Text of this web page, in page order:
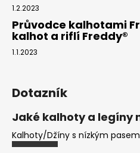
1.2.2023
Průvodce kalhotami
kalhot a riflí Freddy®
1.1.2023
Dotazník
Jaké kalhoty a legíny
Kalhoty/Džíny s nízkým pasem